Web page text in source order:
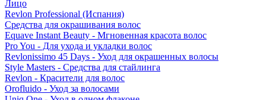
Лицо
Revlon Professional (Испания)
Средства для окрашивания волос
Equave Instant Beauty - Мгновенная красота волос
Pro You - Для ухода и укладки волос
Revlonissimo 45 Days - Уход для окрашенных волосы
Style Masters - Средства для стайлинга
Revlon - Красители для волос
Orofluido - Уход за волосами